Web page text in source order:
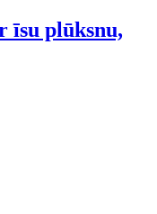
īsu plūksnu,